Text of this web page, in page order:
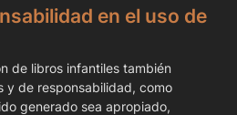
en el uso de
de libros infantiles también
y de responsabilidad, como
generado sea apropiado,